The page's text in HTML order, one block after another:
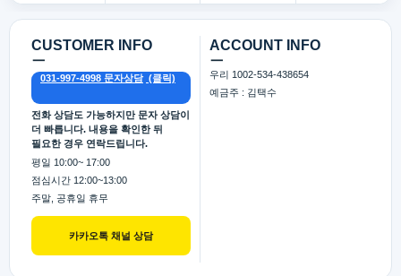
CUSTOMER INFO
카카오톡 채널 상담
ㅡ
031-997-4998 문자상담
전화 상담도 가능하지만 문자 상담이
더 빠릅니다. 내용을 확인한 뒤
필요한 경우 연락드립니다.
평일 10:00~ 17:00
점심시간 12:00~13:00
주말, 공휴일 휴무
ACCOUNT INFO
ㅡ
우리 1002-534-438654
예금주 : 김택수